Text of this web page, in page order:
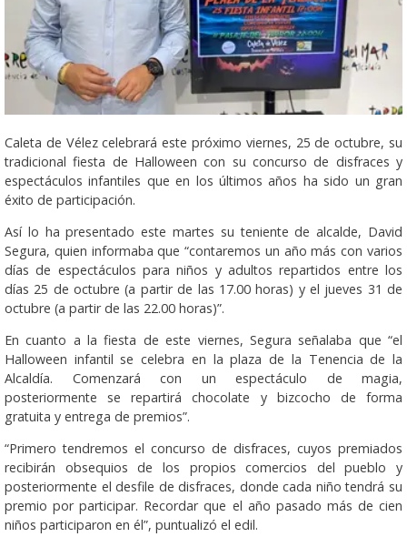
Caleta de Vélez celebrará este próximo viernes, 25 de octubre, su
tradicional fiesta de Halloween con su concurso de disfraces y
espectáculos infantiles que en los últimos años ha sido un gran
éxito de participación.
Así lo ha presentado este martes su teniente de alcalde, David
Segura, quien informaba que “contaremos un año más con varios
días de espectáculos para niños y adultos repartidos entre los
días 25 de octubre (a partir de las 17.00 horas) y el jueves 31 de
octubre (a partir de las 22.00 horas)”.
En cuanto a la fiesta de este viernes, Segura señalaba que “el
Halloween infantil se celebra en la plaza de la Tenencia de la
Alcaldía. Comenzará con un espectáculo de magia,
posteriormente se repartirá chocolate y bizcocho de forma
gratuita y entrega de premios”.
“Primero tendremos el concurso de disfraces, cuyos premiados
recibirán obsequios de los propios comercios del pueblo y
posteriormente el desfile de disfraces, donde cada niño tendrá su
premio por participar. Recordar que el año pasado más de cien
niños participaron en él”, puntualizó el edil.